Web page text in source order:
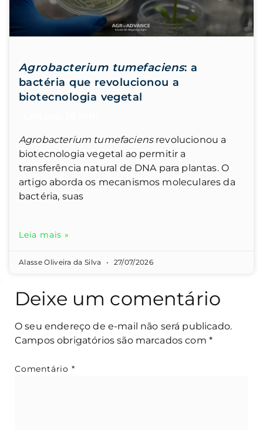
Agrobacterium tumefaciens: a
bactéria que revolucionou a
biotecnologia vegetal
Agrobacterium tumefaciensrevolucionou a
biotecnologia vegetal ao permitir a
transferência natural de DNA para plantas. O
artigo aborda os mecanismos moleculares da
bactéria, suas
Leia mais »
Alasse Oliveira da Silva 27/07/2026
Deixe um comentário
O seu endereço de e-mail não será publicado.
Campos obrigatórios são marcados com *
Comentário *